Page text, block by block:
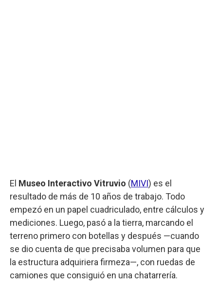
El Museo Interactivo Vitruvio (MIVI) es el
resultado de más de 10 años de trabajo. Todo
empezó en un papel cuadriculado, entre cálculos y
mediciones. Luego, pasó a la tierra, marcando el
terreno primero con botellas y después —cuando
se dio cuenta de que precisaba volumen para que
la estructura adquiriera firmeza—, con ruedas de
camiones que consiguió en una chatarrería.